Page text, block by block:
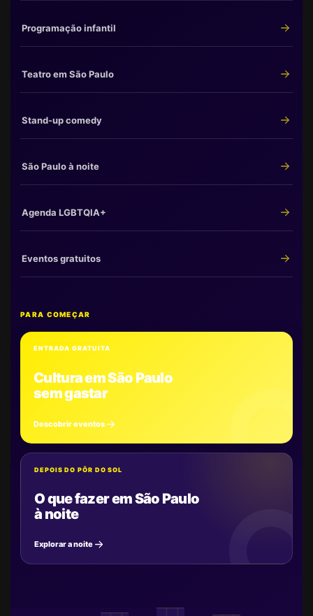
Programação infantil
Teatro em São Paulo
Stand-up comedy
São Paulo à noite
Agenda LGBTQIA+
Eventos gratuitos
PARA COMEÇAR
ENTRADA GRATUITA
Cultura em São Paulo
sem gastar
Descobrir eventos
DEPOIS DO PÔR DO SOL
O que fazer em São Paulo
à noite
Explorar a noite